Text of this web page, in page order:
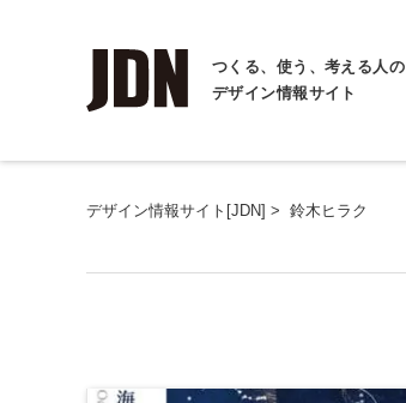
つくる、使う、考える人の
デザイン情報サイト
デザイン情報サイト[JDN] > 鈴木ヒラク